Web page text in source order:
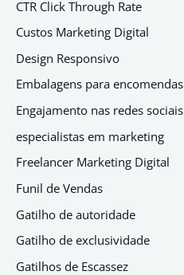
CTR Click Through Rate
Custos Marketing Digital
Design Responsivo
Embalagens para encomendas
Engajamento nas redes sociais
especialistas em marketing
Freelancer Marketing Digital
Funil de Vendas
Gatilho de autoridade
Gatilho de exclusividade
Gatilhos de Escassez